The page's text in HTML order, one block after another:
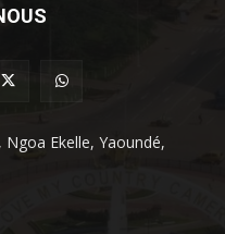
Ngoa Ekelle, Yaoundé,